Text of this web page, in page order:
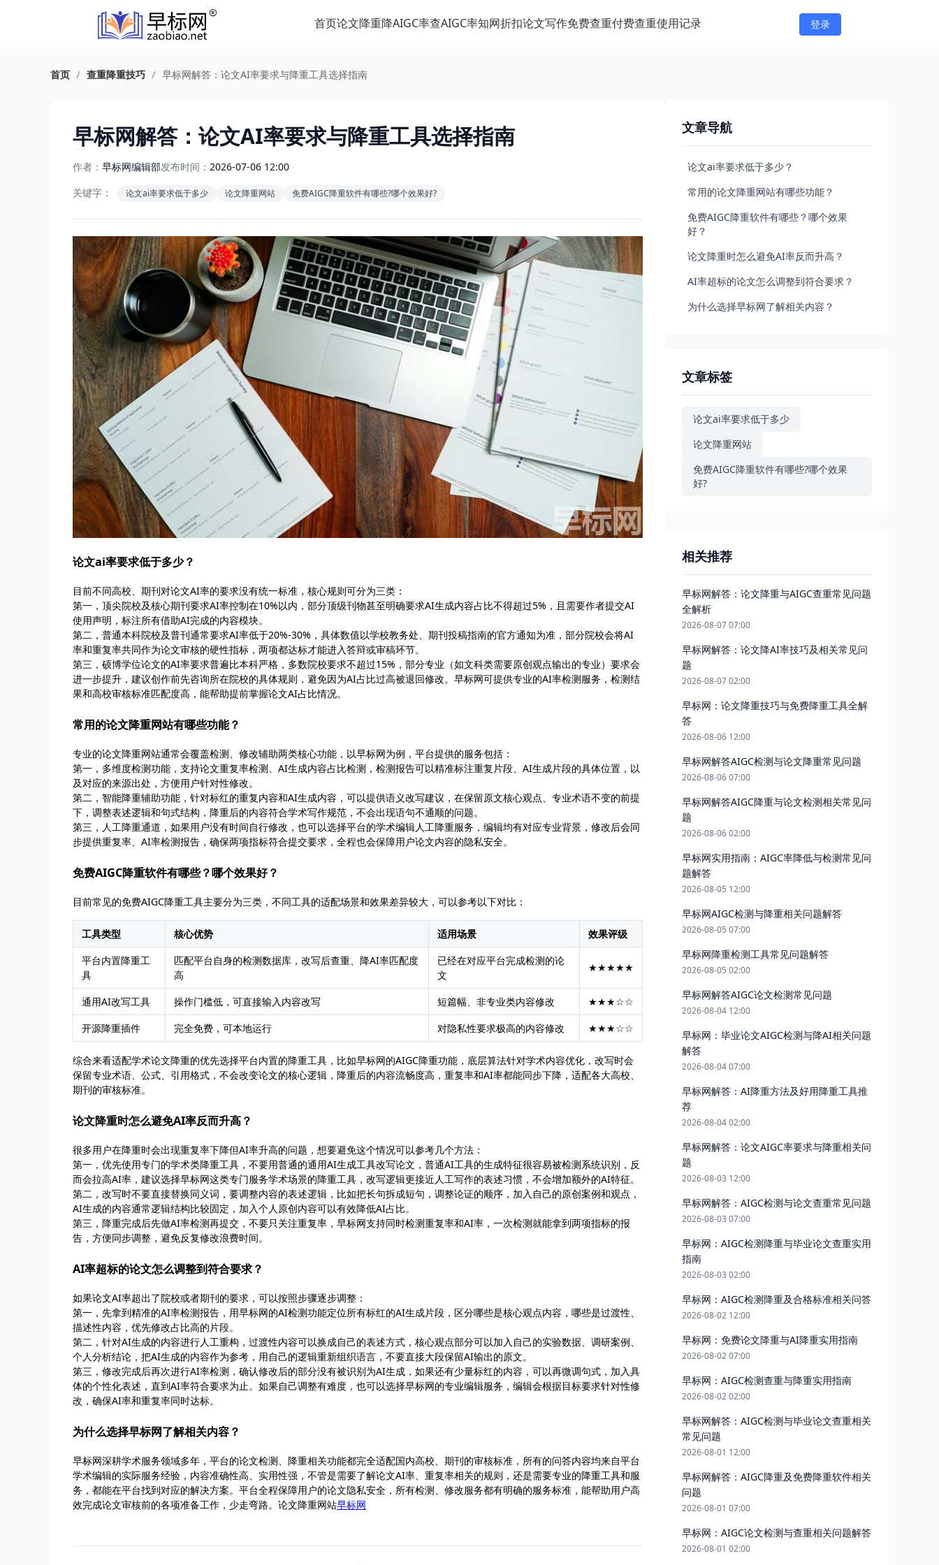
首页论文降重降AIGC率查AIGC率知网折扣论文写作免费查重付费查重使用记录 登录
首页 / 查重降重技巧 / 早标网解答：论文AI率要求与降重工具选择指南
早标网解答：论文AI率要求与降重工具选择指南
作者： 早标网编辑部发布时间： 2026-07-06 12:00
关键字：
论文ai率要求低于多少 论文降重网站 免费AIGC降重软件有哪些?哪个效果好?
论文ai率要求低于多少？
目前不同高校、期刊对论文AI率的要求没有统一标准，核心规则可分为三类：
第一，顶尖院校及核心期刊要求AI率控制在10%以内，部分顶级刊物甚至明确要求AI生成内容占比不得超过5%，且需要作者提交AI
使用声明，标注所有借助AI完成的内容模块。
第二，普通本科院校及普刊通常要求AI率低于20%-30%，具体数值以学校教务处、期刊投稿指南的官方通知为准，部分院校会将AI
率和重复率共同作为论文审核的硬性指标，两项都达标才能进入答辩或审稿环节。
第三，硕博学位论文的AI率要求普遍比本科严格，多数院校要求不超过15%，部分专业（如文科类需要原创观点输出的专业）要求会
进一步提升，建议创作前先咨询所在院校的具体规则，避免因为AI占比过高被退回修改。早标网可提供专业的AI率检测服务，检测结
果和高校审核标准匹配度高，能帮助提前掌握论文AI占比情况。
常用的论文降重网站有哪些功能？
专业的论文降重网站通常会覆盖检测、修改辅助两类核心功能，以早标网为例，平台提供的服务包括：
第一，多维度检测功能，支持论文重复率检测、AI生成内容占比检测，检测报告可以精准标注重复片段、AI生成片段的具体位置，以
及对应的来源出处，方便用户针对性修改。
第二，智能降重辅助功能，针对标红的重复内容和AI生成内容，可以提供语义改写建议，在保留原文核心观点、专业术语不变的前提
下，调整表述逻辑和句式结构，降重后的内容符合学术写作规范，不会出现语句不通顺的问题。
第三，人工降重通道，如果用户没有时间自行修改，也可以选择平台的学术编辑人工降重服务，编辑均有对应专业背景，修改后会同
步提供重复率、AI率检测报告，确保两项指标符合提交要求，全程也会保障用户论文内容的隐私安全。
免费AIGC降重软件有哪些？哪个效果好？
目前常见的免费AIGC降重工具主要分为三类，不同工具的适配场景和效果差异较大，可以参考以下对比：
工具类型 核心优势 适用场景
效果评级
平台内置降重工
具
匹配平台自身的检测数据库，改写后查重、降AI率匹配度
高
已经在对应平台完成检测的论
文
★★★★★
通用AI改写工具 操作门槛低，可直接输入内容改写 短篇幅、非专业类内容修改
★★★☆☆
开源降重插件
完全免费，可本地运行 对隐私性要求极高的内容修改 ★★★☆☆
综合来看适配学术论文降重的优先选择平台内置的降重工具，比如早标网的AIGC降重功能，底层算法针对学术内容优化，改写时会
保留专业术语、公式、引用格式，不会改变论文的核心逻辑，降重后的内容流畅度高，重复率和AI率都能同步下降，适配各大高校、
期刊的审核标准。
论文降重时怎么避免AI率反而升高？
很多用户在降重时会出现重复率下降但AI率升高的问题，想要避免这个情况可以参考几个方法：
第一，优先使用专门的学术类降重工具，不要用普通的通用AI生成工具改写论文，普通AI工具的生成特征很容易被检测系统识别，反
而会拉高AI率，建议选择早标网这类专门服务学术场景的降重工具，改写逻辑更接近人工写作的表述习惯，不会增加额外的AI特征。
第二，改写时不要直接替换同义词，要调整内容的表述逻辑，比如把长句拆成短句，调整论证的顺序，加入自己的原创案例和观点，
AI生成的内容通常逻辑结构比较固定，加入个人原创内容可以有效降低AI占比。
第三，降重完成后先做AI率检测再提交，不要只关注重复率，早标网支持同时检测重复率和AI率，一次检测就能拿到两项指标的报
告，方便同步调整，避免反复修改浪费时间。
AI率超标的论文怎么调整到符合要求？
如果论文AI率超出了院校或者期刊的要求，可以按照步骤逐步调整：
第一，先拿到精准的AI率检测报告，用早标网的AI检测功能定位所有标红的AI生成片段，区分哪些是核心观点内容，哪些是过渡性、
描述性内容，优先修改占比高的片段。
第二，针对AI生成的内容进行人工重构，过渡性内容可以换成自己的表述方式，核心观点部分可以加入自己的实验数据、调研案例、
个人分析结论，把AI生成的内容作为参考，用自己的逻辑重新组织语言，不要直接大段保留AI输出的原文。
第三，修改完成后再次进行AI率检测，确认修改后的部分没有被识别为AI生成，如果还有少量标红的内容，可以再微调句式，加入具
体的个性化表述，直到AI率符合要求为止。如果自己调整有难度，也可以选择早标网的专业编辑服务，编辑会根据目标要求针对性修
改，确保AI率和重复率同时达标。
为什么选择早标网了解相关内容？
早标网深耕学术服务领域多年，平台的论文检测、降重相关功能都完全适配国内高校、期刊的审核标准，所有的问答内容均来自平台
学术编辑的实际服务经验，内容准确性高、实用性强，不管是需要了解论文AI率、重复率相关的规则，还是需要专业的降重工具和服
务，都能在平台找到对应的解决方案。平台全程保障用户的论文隐私安全，所有检测、修改服务都有明确的服务标准，能帮助用户高
效完成论文审核前的各项准备工作，少走弯路。论文降重网站早标网
文章导航
论文ai率要求低于多少？
常用的论文降重网站有哪些功能？
免费AIGC降重软件有哪些？哪个效果
好？
论文降重时怎么避免AI率反而升高？
AI率超标的论文怎么调整到符合要求？
为什么选择早标网了解相关内容？
文章标签
论文ai率要求低于多少
论文降重网站
免费AIGC降重软件有哪些?哪个效果
好?
相关推荐
早标网解答：论文降重与AIGC查重常见问题
全解析
2026-08-07 07:00
早标网解答：论文降AI率技巧及相关常见问
题
2026-08-07 02:00
早标网：论文降重技巧与免费降重工具全解
答
2026-08-06 12:00
早标网解答AIGC检测与论文降重常见问题
2026-08-06 07:00
早标网解答AIGC降重与论文检测相关常见问
题
2026-08-06 02:00
早标网实用指南：AIGC率降低与检测常见问
题解答
2026-08-05 12:00
早标网AIGC检测与降重相关问题解答
2026-08-05 07:00
早标网降重检测工具常见问题解答
2026-08-05 02:00
早标网解答AIGC论文检测常见问题
2026-08-04 12:00
早标网：毕业论文AIGC检测与降AI相关问题
解答
2026-08-04 07:00
早标网解答：AI降重方法及好用降重工具推
荐
2026-08-04 02:00
早标网解答：论文AIGC率要求与降重相关问
题
2026-08-03 12:00
早标网解答：AIGC检测与论文查重常见问题
2026-08-03 07:00
早标网：AIGC检测降重与毕业论文查重实用
指南
2026-08-03 02:00
早标网：AIGC检测降重及合格标准相关问答
2026-08-02 12:00
早标网：免费论文降重与AI降重实用指南
2026-08-02 07:00
早标网：AIGC检测查重与降重实用指南
2026-08-02 02:00
早标网解答：AIGC检测与毕业论文查重相关
常见问题
2026-08-01 12:00
早标网解答：AIGC降重及免费降重软件相关
问题
2026-08-01 07:00
早标网：AIGC论文检测与查重相关问题解答
2026-08-01 02:00